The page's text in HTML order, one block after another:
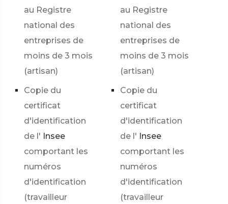
au Registre
national des
entreprises de
moins de 3 mois
(artisan)
Copie du
certificat
d'identification
de l' Insee
comportant les
numéros
d'identification
(travailleur
au Registre
national des
entreprises de
moins de 3 mois
(artisan)
Copie du
certificat
d'identification
de l' Insee
comportant les
numéros
d'identification
(travailleur